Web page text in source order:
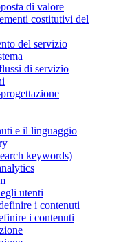
di valore
costitutivi del
del servizio
di servizio
e il linguaggio
keywords)
utenti
i contenuti
i contenuti